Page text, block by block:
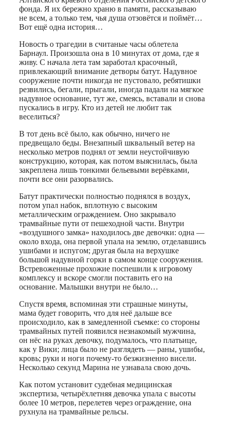
фонда. Я их бережно храню в памяти, рассказываю
не всем, а только тем, чья душа отзовётся и поймёт…
Вот ещё одна история…
Новость о трагедии в считаные часы облетела
Барнаул. Произошла она в 10 минутах от дома, где я
живу. С начала лета там заработал красочный,
привлекающий внимание детворы батут. Надувное
сооружение почти никогда не пустовало, ребятишки
резвились, бегали, прыгали, иногда падали на мягкое
надувное основание, тут же, смеясь, вставали и снова
пускались в игру. Кто из детей не любит так
веселиться?
В тот день всё было, как обычно, ничего не
предвещало беды. Внезапный шквальный ветер на
несколько метров поднял от земли неустойчивую
конструкцию, которая, как потом выяснилась, была
закреплена лишь тонкими бельевыми верёвками,
почти все они разорвались.
Батут практически полностью поднялся в воздух,
потом упал набок, вплотную с высоким
металлическим ограждением. Оно закрывало
трамвайные пути от пешеходной части. Внутри
«воздушного замка» находилось две девочки: одна —
около входа, она первой упала на землю, отделавшись
ушибами и испугом; другая была на верхушке
большой надувной горки в самом конце сооружения.
Встревоженные прохожие поспешили к игровому
комплексу и вскоре смогли поставить его на
основание. Малышки внутри не было…
Спустя время, вспоминая эти страшные минуты,
мама будет говорить, что для неё дальше все
происходило, как в замедленной съемке: со стороны
трамвайных путей появился незнакомый мужчина,
он нёс на руках девочку, подумалось, что платьице,
как у Вики; лица было не разглядеть — раны, ушибы,
кровь; руки и ноги почему-то безжизненно висели.
Несколько секунд Марина не узнавала свою дочь.
Как потом установит судебная медицинская
экспертиза, четырёхлетняя девочка упала с высоты
более 10 метров, перелетев через ограждение, она
рухнула на трамвайные рельсы.